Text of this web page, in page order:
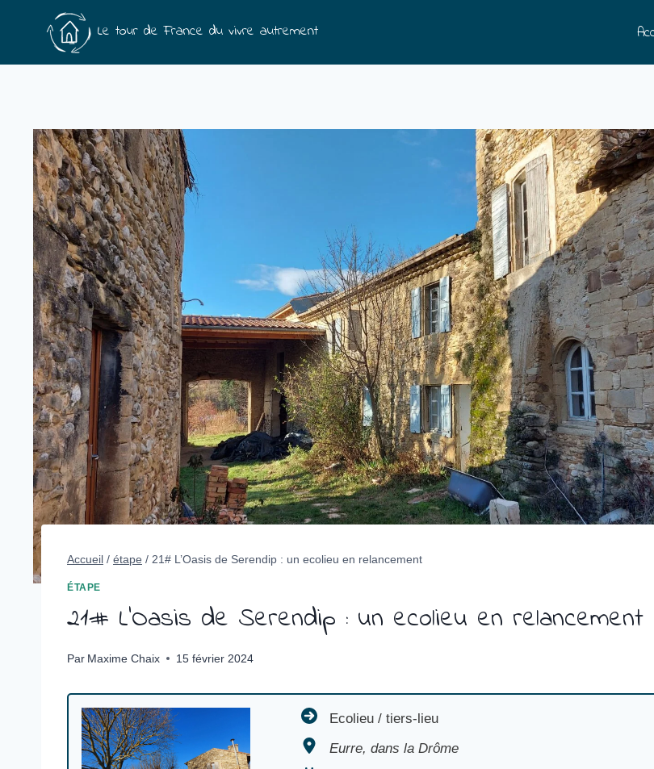
Le tour de France du vivre autrement
Accueil / étape / 21# L’Oasis de Serendip : un ecolieu en relancement
ÉTAPE
21# L’Oasis de Serendip : un ecolieu en relancement
Par Maxime Chaix 15 février 2024
Ecolieu / tiers-lieu Eurre, dans la Drôme Année de
Ecolieu / tiers-lieu
Eurre, dans la Drôme